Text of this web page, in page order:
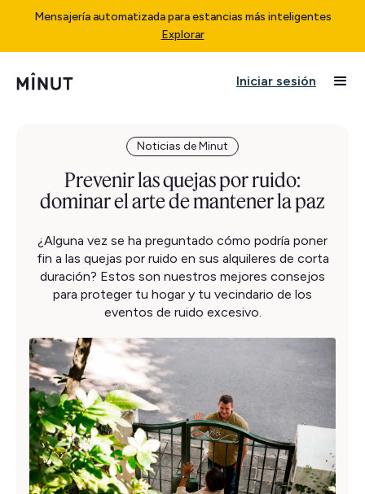
Mensajería automatizada para estancias más inteligentes
Explorar
Iniciar sesión
Noticias de Minut
Prevenir las quejas por ruido:
dominar el arte de mantener la paz
¿Alguna vez se ha preguntado cómo podría poner
fin a las quejas por ruido en sus alquileres de corta
duración? Estos son nuestros mejores consejos
para proteger tu hogar y tu vecindario de los
eventos de ruido excesivo.